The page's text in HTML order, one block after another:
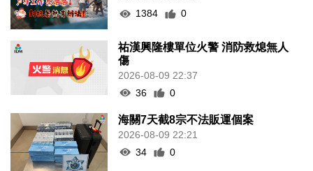
1384
0
祐漢興隆樓單位火警 消防救熄無人
傷
2026-08-09 22:37
36
0
海關7天截8宗不法販運個案
2026-08-09 22:21
34
0